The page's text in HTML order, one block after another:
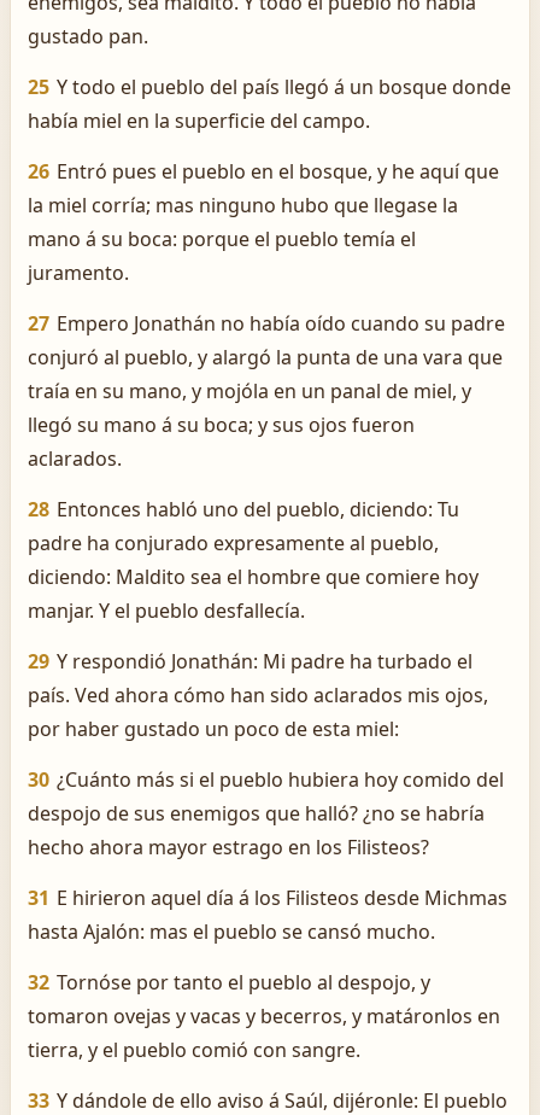
gustado pan.
25 Y todo el pueblo del país llegó á un bosque donde
había miel en la superficie del campo.
26 Entró pues el pueblo en el bosque, y he aquí que
la miel corría; mas ninguno hubo que llegase la
mano á su boca: porque el pueblo temía el
juramento.
27 Empero Jonathán no había oído cuando su padre
conjuró al pueblo, y alargó la punta de una vara que
traía en su mano, y mojóla en un panal de miel, y
llegó su mano á su boca; y sus ojos fueron
aclarados.
28 Entonces habló uno del pueblo, diciendo: Tu
padre ha conjurado expresamente al pueblo,
diciendo: Maldito sea el hombre que comiere hoy
manjar. Y el pueblo desfallecía.
29 Y respondió Jonathán: Mi padre ha turbado el
país. Ved ahora cómo han sido aclarados mis ojos,
por haber gustado un poco de esta miel:
30 ¿Cuánto más si el pueblo hubiera hoy comido del
despojo de sus enemigos que halló? ¿no se habría
hecho ahora mayor estrago en los Filisteos?
31 E hirieron aquel día á los Filisteos desde Michmas
hasta Ajalón: mas el pueblo se cansó mucho.
32 Tornóse por tanto el pueblo al despojo, y
tomaron ovejas y vacas y becerros, y matáronlos en
tierra, y el pueblo comió con sangre.
33 Y dándole de ello aviso á Saúl, dijéronle: El pueblo